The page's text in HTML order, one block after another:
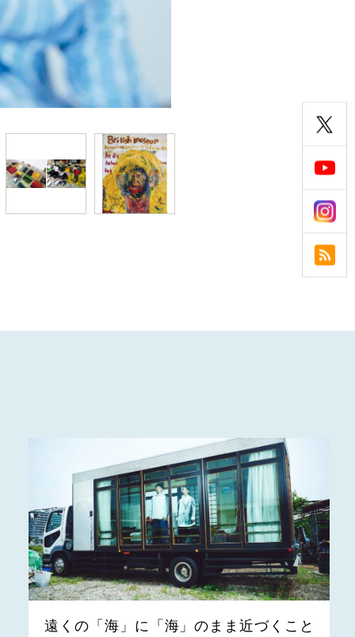
遠くの「海」に「海」のまま近づくこと